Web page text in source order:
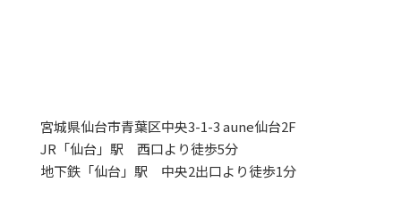
宮城県仙台市青葉区中央3-1-3 aune仙台2F
JR「仙台」駅 西口より徒歩5分
地下鉄「仙台」駅 中央2出口より徒歩1分